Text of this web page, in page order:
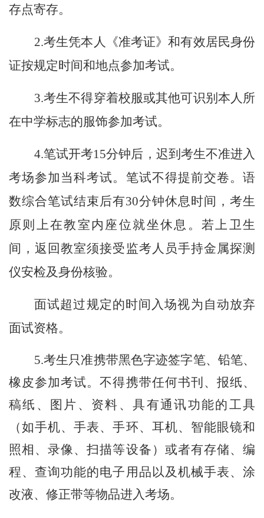
存点寄存。
2.考生凭本人《准考证》和有效居民身份
证按规定时间和地点参加考试。
3.考生不得穿着校服或其他可识别本人所
在中学标志的服饰参加考试。
4.笔试开考15分钟后，迟到考生不准进入
考场参加当科考试。笔试不得提前交卷。语
数综合笔试结束后有30分钟休息时间，考生
原则上在教室内座位就坐休息。若上卫生
间，返回教室须接受监考人员手持金属探测
仪安检及身份核验。
面试超过规定的时间入场视为自动放弃
面试资格。
5.考生只准携带黑色字迹签字笔、铅笔、
橡皮参加考试。不得携带任何书刊、报纸、
稿纸、图片、资料、具有通讯功能的工具
（如手机、手表、手环、耳机、智能眼镜和
照相、录像、扫描等设备）或者有存储、编
程、查询功能的电子用品以及机械手表、涂
改液、修正带等物品进入考场。